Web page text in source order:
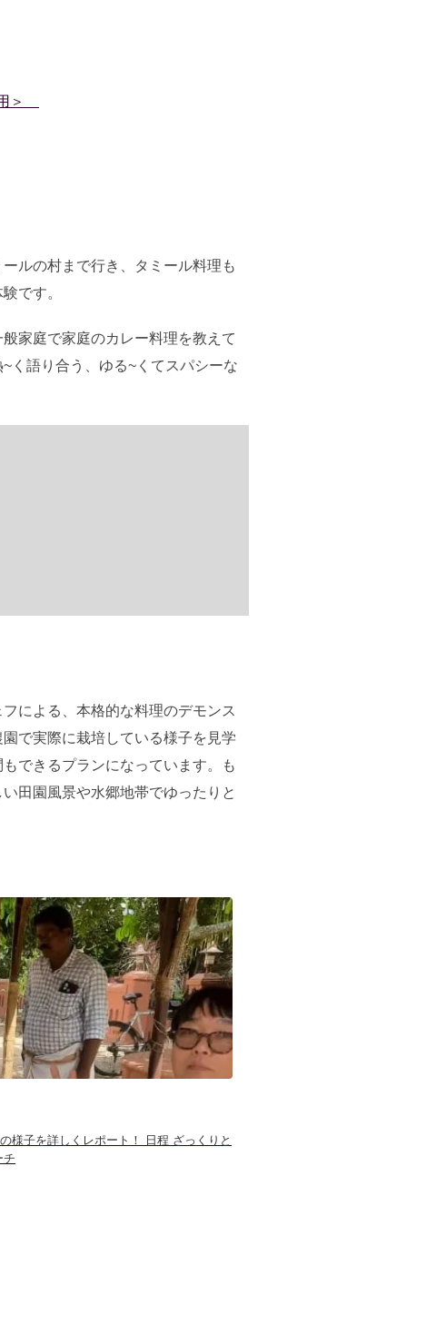
＞
ルの村まで行き、タミール料理も
です。
家庭で家庭のカレー料理を教えて
く語り合う、ゆる~くてスパシーな
による、本格的な料理のデモンス
で実際に栽培している様子を見学
できるプランになっています。も
田園風景や水郷地帯でゆったりと
様子を詳しくレポート！ 日程 ざっくりと
チ